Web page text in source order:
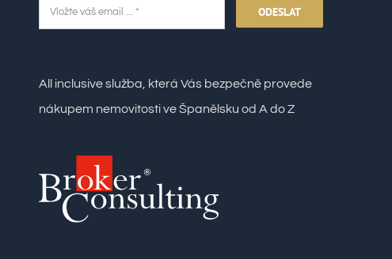
ODESLAT
All inclusive služba, která Vás bezpečně provede
nákupem nemovitosti ve Španělsku od A do Z